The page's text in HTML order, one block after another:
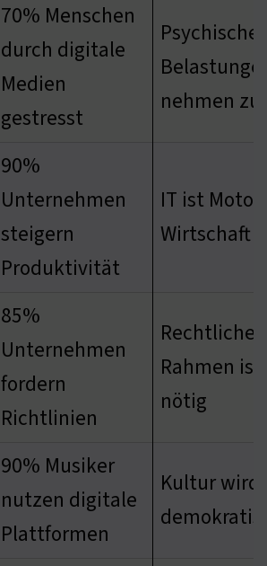
70% Menschen
durch digitale
Medien
gestresst
Psychische
nehmen zu
90%
Unternehmen
steigern
Produktivität
IT ist Motor
Wirtschaft
85%
Unternehmen
fordern
Richtlinien
Rechtlicher
Rahmen ist
nötig
90% Musiker
nutzen digitale
Plattformen
Kultur wird